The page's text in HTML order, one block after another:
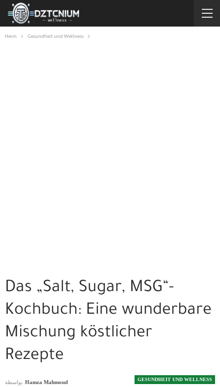
Heim Gesundheit und Wellness
Das „Salt, Sugar, MSG“-
Kochbuch: Eine wunderbare
Mischung köstlicher
Rezepte
GESUNDHEIT UND WELLNESS
Hamza Mahmoud